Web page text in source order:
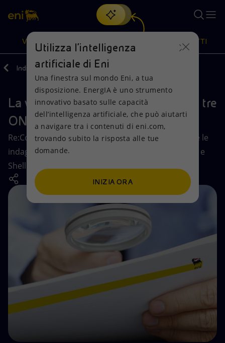
Cerca
scopri EnergIA, la nostra nuova soluzione di intelligenza
artificiale.
VISIONE
Visione
Mission e valori
Persone e Partnership
Net Zero
Modello satellitare
Energia accessibile
Scenari energetici
Azioni
Diversificazione energetica
Tecnologie per la transizione
Collaborazioni per l'innovazione
Attività nel mondo
PRODOTTI
Prodotti
Casa
Imprese
Mobilità
Indietro Media Caso OPL 245
La vicenda OPL 245 e il ruolo delle tre
ONG
Re:Common, The Corner House e Global Witness e le
indagini sull’acquisizione del Blocco da parte di Eni e
Shell: l’esito degli esposti.
Utilizza l'intelligenza
artificiale di Eni
Una finestra sul mondo Eni, a tua
disposizione. EnergIA è uno strumento
innovativo basato sulle capacità
dell’intelligenza artificiale, che può aiutarti
a navigare tra i contenuti di eni.com,
trovando subito la risposta alle tue
domande.
INIZIA ORA